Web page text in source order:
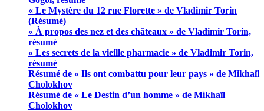
« Le Mystère du 12 rue Florette » de Vladimir Torin
(Résumé)
« À propos des nez et des châteaux » de Vladimir Torin,
résumé
« Les secrets de la vieille pharmacie » de Vladimir Torin,
résumé
Résumé de « Ils ont combattu pour leur pays » de Mikhaïl
Cholokhov
Résumé de « Le Destin d’un homme » de Mikhaïl
Cholokhov